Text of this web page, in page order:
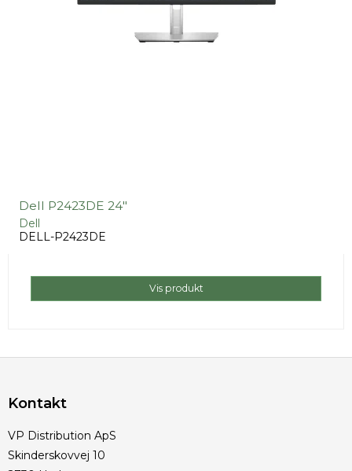
Dell P2423DE 24"
Dell
DELL-P2423DE
Vis produkt
Kontakt
VP Distribution ApS
Skinderskovvej 10